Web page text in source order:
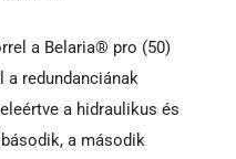
a Belaria® pro (50)
redundanciának
a hidraulikus és
a második